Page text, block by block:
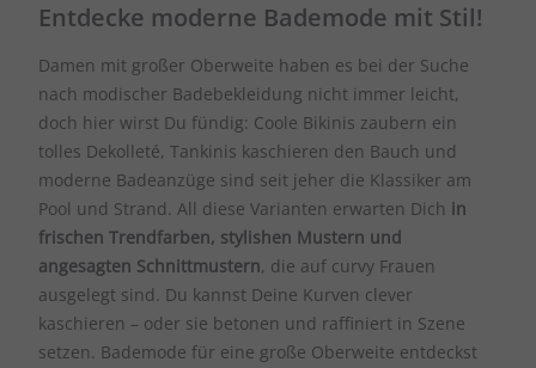
Entdecke moderne Bademode mit Stil!
Damen mit großer Oberweite haben es bei der Suche
nach modischer Badebekleidung nicht immer leicht,
doch hier wirst Du fündig: Coole Bikinis zaubern ein
tolles Dekolleté, Tankinis kaschieren den Bauch und
moderne Badeanzüge sind seit jeher die Klassiker am
Pool und Strand. All diese Varianten erwarten Dich in
frischen Trendfarben, stylishen Mustern und
angesagten Schnittmustern, die auf curvy Frauen
ausgelegt sind. Du kannst Deine Kurven clever
kaschieren – oder sie betonen und raffiniert in Szene
setzen. Bademode für eine große Oberweite entdeckst